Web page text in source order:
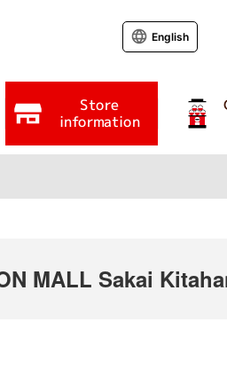
Store
information
English
MALL Sakai